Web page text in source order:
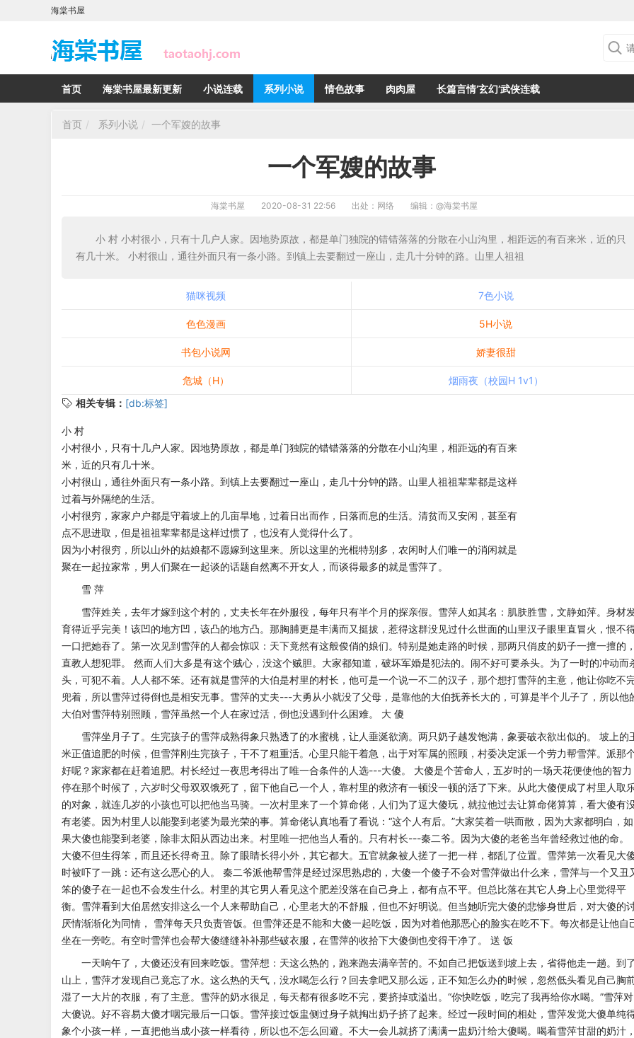
海棠书屋
首页 海棠书屋最新更新 小说连载 系列小说 情色故事 肉肉屋 长篇言情‘玄幻’武侠连载
首页 系列小说 一个军嫂的故事
一个军嫂的故事
海棠书屋 2020-08-31 22:56 出处：网络 编辑： @海棠书屋
小 村 小村很小，只有十几户人家。因地势原故，都是单门独院的错错落落的分散在小山沟里，相距远的有百来米，近的只
有几十米。 小村很山，通往外面只有一条小路。到镇上去要翻过一座山，走几十分钟的路。山里人祖祖
猫咪视频 7色小说
色色漫画 5H小说
书包小说网 娇妻很甜
危城（H）
烟雨夜（校园H 1v1）
相关专辑： [db:标签]
小 村
小村很小，只有十几户人家。因地势原故，都是单门独院的错错落落的分散在小山沟里，相距远的有百来
米，近的只有几十米。
小村很山，通往外面只有一条小路。到镇上去要翻过一座山，走几十分钟的路。山里人祖祖辈辈都是这样
过着与外隔绝的生活。
小村很穷，家家户户都是守着坡上的几亩旱地，过着日出而作，日落而息的生活。清贫而又安闲，甚至有
点不思进取，但是祖祖辈辈都是这样过惯了，也没有人觉得什么了。
因为小村很穷，所以山外的姑娘都不愿嫁到这里来。所以这里的光棍特别多，农闲时人们唯一的消闲就是
聚在一起拉家常，男人们聚在一起谈的话题自然离不开女人，而谈得最多的就是雪萍了。
雪 萍
雪萍姓关，去年才嫁到这个村的，丈夫长年在外服役，每年只有半个月的探亲假。雪萍人如其名：肌肤胜雪，文静如萍。身材
育得近乎完美！该凹的地方凹，该凸的地方凸。那胸脯更是丰满而又挺拔，惹得这群没见过什么世面的山里汉子眼里直冒火，恨不
一口把她吞了。第一次见到雪萍的人都会惊叹：天下竟然有这般俊俏的娘们。特别是她走路的时候，那两只俏皮的奶子一擅一擅的，
直教人想犯罪。 然而人们大多是有这个贼心，没这个贼胆。大家都知道，破坏军婚是犯法的。闹不好可要杀头。为了一时的冲动而
头，可犯不着。人人都不笨。还有就是雪萍的大伯是村里的村长，他可是一个说一不二的汉子 ，那个想打雪萍的主意，他让你吃不
兜着，所以雪萍过得倒也是相安无事。雪萍的丈夫---大勇从小就没了父母，是靠他的大伯抚养长大的，可算是半个儿子了，所以他
大伯对雪萍特别照顾，雪萍虽然一个人在家过活，倒也没遇到什么困难。 大 傻
雪萍坐月子了。生完孩子的雪萍成熟得象只熟透了的水蜜桃，让人垂涎欲滴。两只奶子越发饱满，象要破衣欲出似的。 坡上的
米正值追肥的时候，但雪萍刚生完孩子，干不了粗重活。心里只能干着急，出于对军属的照顾， 村委决定派一个劳力帮雪萍。派那
好呢？家家都在赶着追肥。村长经过一夜思考得出了唯一合条件的人选---大傻。 大傻是个苦命人，五岁时的一场天花便使他的智力
停在那个时候了，六岁时父母双双饿死了，留下他自己一个人，靠村里的救济有一顿没一顿的活了下来。从此大傻便成了村里人取
的对象，就连几岁的小孩也可以把他当马骑。一次村里来了一个算命佬，人们为了逗大傻玩，就拉他过去让算命佬算算，看大傻有
有老婆。因为村里人以能娶到老婆为最光荣的事。算命佬认真地看了看说：“这个人有后。”大家笑着一哄而散，因为大家都明白，如
果大傻也能娶到老婆，除非太阳从西边出来。村里唯一把他当人看的。只有村长---秦二爷。因为大傻的老爸当年曾经救过他的命。
大傻不但生得笨，而且还长得奇丑。除了眼睛长得小外，其它都大。五官就象被人搓了一把一样，都乱了位置。雪萍第一次看见大
时被吓了一跳：还有这么恶心的人。 秦二爷派他帮雪萍是经过深思熟虑的，大傻一个傻子不会对雪萍做出什么来，雪萍与一个又丑
笨的傻子在一起也不会发生什么。村里的其它男人看见这个肥差没落在自己身上，都有点不平。但总比落在其它人身上心里觉得平
衡。雪萍看到大伯居然安排这么一个人来帮助自己，心里老大的不舒服，但也不好明说。 但当她听完大傻的悲惨身世后，对大傻的
厌情渐渐化为同情， 雪萍每天只负责管饭。但雪萍还是不能和大傻一起吃饭，因为对着他那恶心的脸实在吃不下。每次都是让他自
坐在一旁吃。有空时雪萍也会帮大傻缝缝补补那些破衣服，在雪萍的收拾下大傻倒也变得干净了。 送 饭
一天响午了，大傻还没有回来吃饭。雪萍想：天这么热的，跑来跑去满辛苦的。不如自己把饭送到坡上去 ，省得他走一趟。到了
山上，雪萍才发现自己竟忘了水。这么热的天气，没水喝怎么行？回去拿吧又那么远，正不知怎么办的时候，忽然低头看见自己胸
湿了一大片的衣服，有了主意。雪萍的奶水很足，每天都有很多吃不完，要挤掉或溢出。“你快吃饭，吃完了我再给你水喝。”雪萍对
大傻说。好不容易大傻才咽完最后一口饭。雪萍接过饭盅侧过身子就掏出奶子挤了起来。经过一段时间的相处，雪萍发觉大傻单纯
象个小孩一样，一直把他当成小孩一样看待，所以也不怎么回避。不大一会儿就挤了满满一盅奶汁给大傻喝。喝着雪萍甘甜的奶汁，